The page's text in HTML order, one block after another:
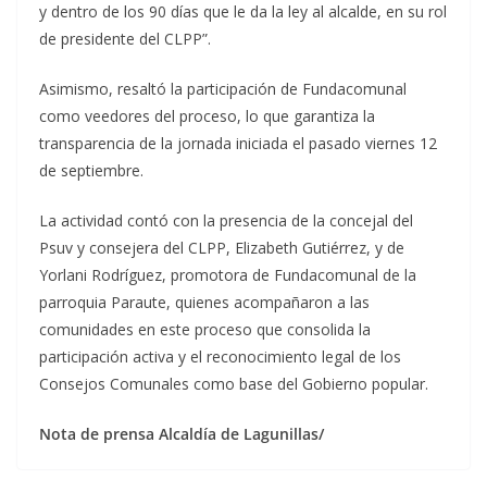
y dentro de los 90 días que le da la ley al alcalde, en su rol
de presidente del CLPP”.
Asimismo, resaltó la participación de Fundacomunal
como veedores del proceso, lo que garantiza la
transparencia de la jornada iniciada el pasado viernes 12
de septiembre.
La actividad contó con la presencia de la concejal del
Psuv y consejera del CLPP, Elizabeth Gutiérrez, y de
Yorlani Rodríguez, promotora de Fundacomunal de la
parroquia Paraute, quienes acompañaron a las
comunidades en este proceso que consolida la
participación activa y el reconocimiento legal de los
Consejos Comunales como base del Gobierno popular.
Nota de prensa Alcaldía de Lagunillas/